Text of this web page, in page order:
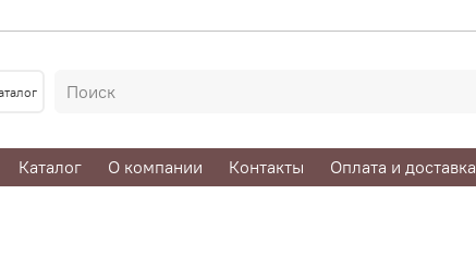
Каталог О компании Контакты Оплата и доставка